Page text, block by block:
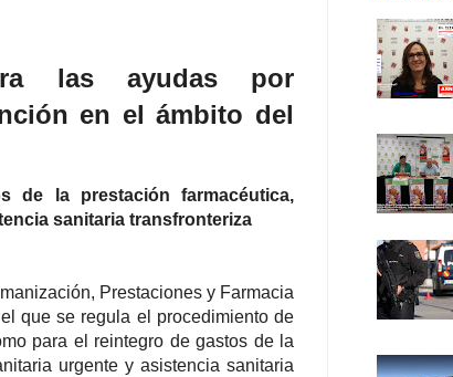
las ayudas por
en el ámbito del
de la prestación farmacéutica,
sanitaria transfronteriza
Prestaciones y Farmacia
que se regula el procedimiento de
para el reintegro de gastos de la
urgente y asistencia sanitaria